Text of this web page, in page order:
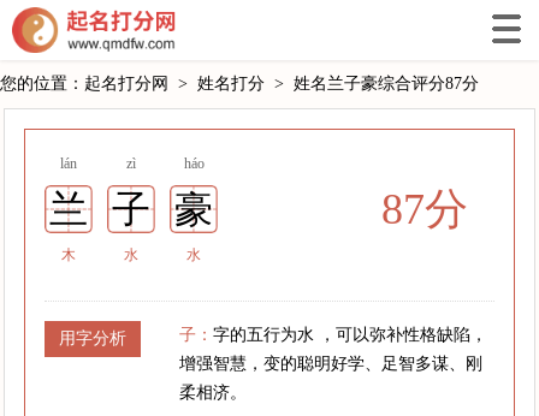
您的位置： 起名打分网 > 姓名打分 > 姓名兰子豪综合评分87分
lán zì háo
兰 子 豪
木 水 水
87分
用字分析 子：字的五行为水 ，可以弥补性格缺陷，
增强智慧，变的聪明好学、足智多谋、刚
柔相济。